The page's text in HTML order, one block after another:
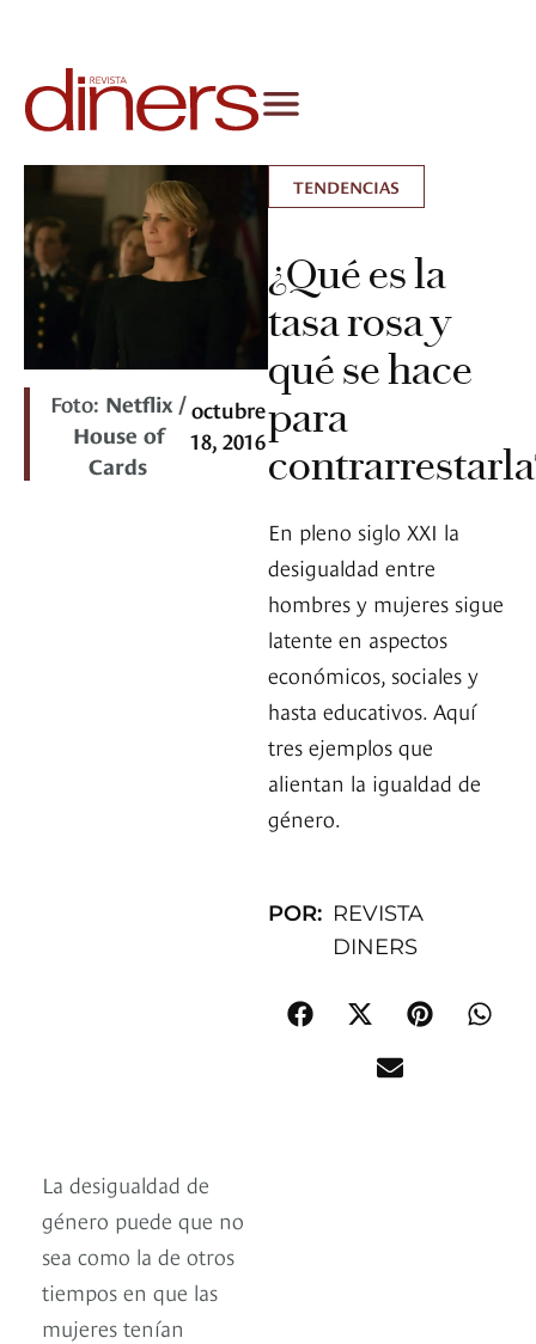
Foto: Netflix /
House of
Cards
octubre
18, 2016
TENDENCIAS
¿Qué es la
tasa rosa y
qué se hace
para
En pleno siglo XXI la
desigualdad entre
hombres y mujeres sigue
latente en aspectos
económicos, sociales y
hasta educativos. Aquí
tres ejemplos que
alientan la igualdad de
género.
POR: REVISTA
DINERS
La desigualdad de
género puede que no
sea como la de otros
tiempos en que las
mujeres tenían